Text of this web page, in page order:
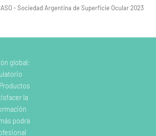
- Sociedad Argentina de Superficie Ocular 2023
global;
la
podrá